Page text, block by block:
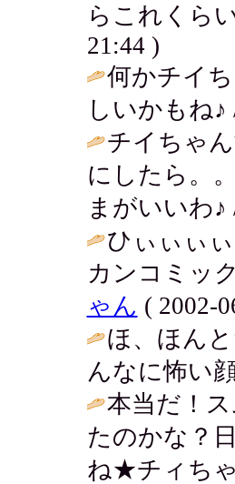
らこれくら
21:44 )
何かチイ
しいかもね♪
チイちゃ
にしたら。
まがいいわ♪
ひぃぃぃ
カンコミッ
ゃん ( 2002-
ほ、ほん
んなに怖い
本当だ！
たのかな？
ね★チィち